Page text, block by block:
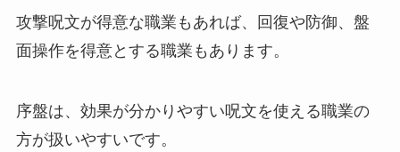
攻撃呪文が得意な職業もあれば、回復や防御、盤
面操作を得意とする職業もあります。
序盤は、効果が分かりやすい呪文を使える職業の
方が扱いやすいです。